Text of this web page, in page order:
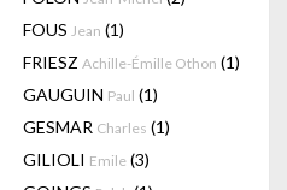
FOUS Jean (1)
FRIESZ Achille-Émille Othon (1)
GAUGUIN Paul (1)
GESMAR Charles (1)
GILIOLI Emile (3)